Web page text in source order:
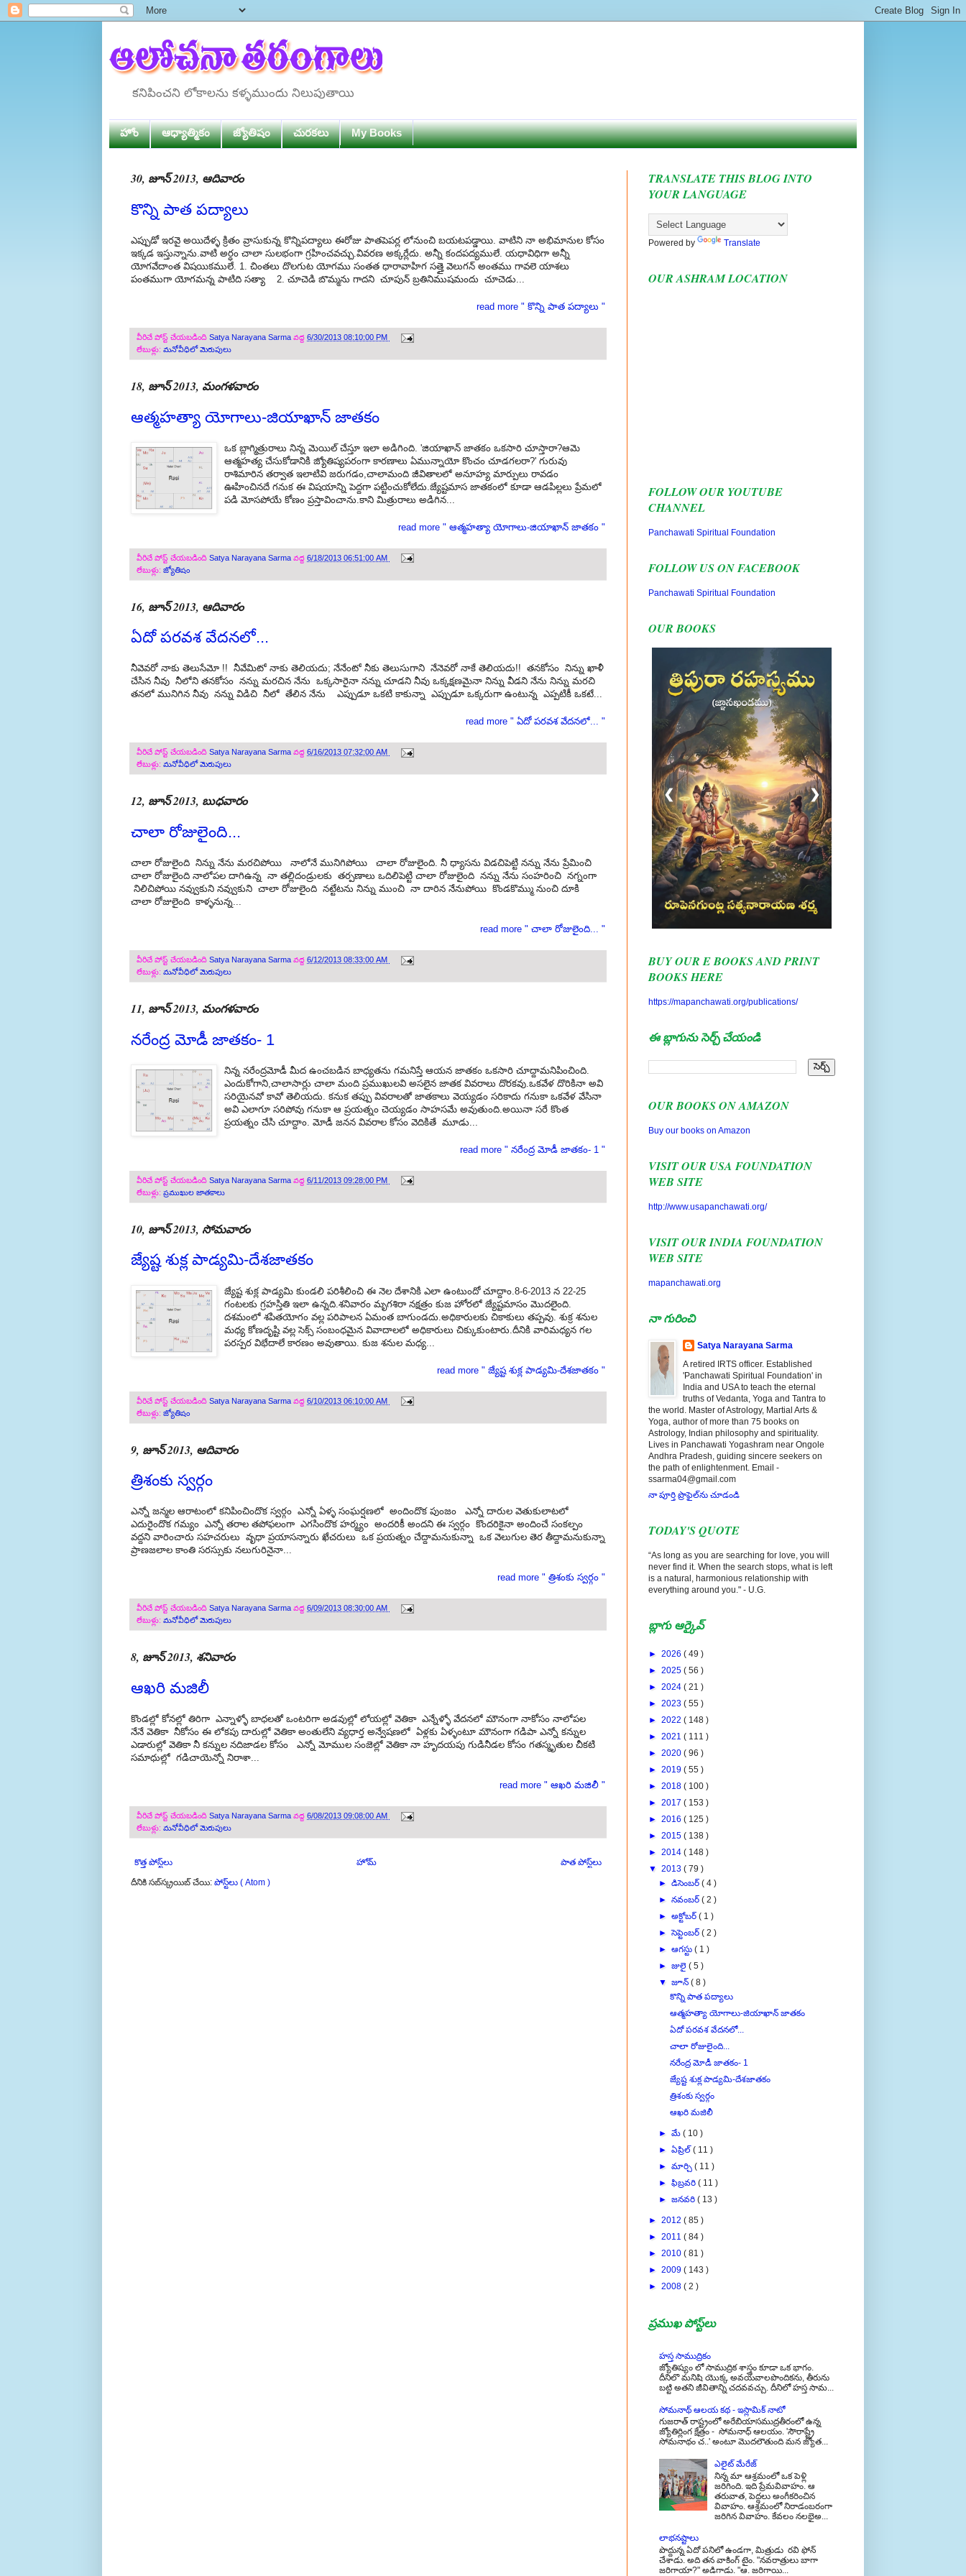
కనిపించని లోకాలను కళ్ళముందు నిలుపుతాయి
హోం ఆధ్యాత్మికం జ్యోతిషం చురకలు My Books
30, జూన్ 2013, ఆదివారం
కొన్ని పాత పద్యాలు
ఎప్పుడో ఇరవై అయిదేళ్ళ క్రితం వ్రాసుకున్న కొన్నిపద్యాలు ఈరోజు పాతపెపర్ల లోనుంచి బయటపడ్డాయి. వాటిని నా అభిమానుల కోసం
ఇక్కడ ఇస్తున్నాను.వాటి అర్ధం చాలా సులభంగా గ్రహించవచ్చు.వివరణ అక్కర్లేదు. అన్నీ కందపద్యములే. యధావిధిగా అన్నీ
యోగవేదాంత విషయికములే. 1. చింతలు దొలగుట యోగము సంతత ధారావాహిగ సత్తై వెలుగన్ అంతము గావలె యాశలు
పంతముగా యోగమన్న పాటిది సత్యా 2. చూచెడి బొమ్మను గాదని చూపున్ బ్రతినిముషమందు చూచెడు...
read more " కొన్ని పాత పద్యాలు "
వీరిచే పోస్ట్ చేయబడింది Satya Narayana Sarma వద్ద 6/30/2013 08:10:00 PM
లేబుళ్లు: మనోవీధిలో మెరుపులు
18, జూన్ 2013, మంగళవారం
ఆత్మహత్యా యోగాలు-జియాఖాన్ జాతకం
ఒక బ్లాగ్మిత్రురాలు నిన్న మెయిల్ చేస్తూ ఇలా అడిగింది. 'జియాఖాన్ జాతకం ఒకసారి చూస్తారా?ఆమె
ఆత్మహత్య చేసుకోడానికి జ్యోతిష్యపరంగా కారణాలు ఏమున్నాయో కొంచం చూడగలరా?' గురువు
రాశిమారిన తర్వాత ఇలాటివి జరుగడం,చాలామంది జీవితాలలో అనూహ్య మార్పులు రావడం
ఊహించినదే గనుక ఈ విషయాన్ని పెద్దగా పట్టించుకోలేదు.జ్యేష్టమాస జాతకంలో కూడా ఆడపిల్లలు ప్రేమలో
పడి మోసపోయే కోణం ప్రస్తావించాను.కాని మిత్రురాలు అడిగిన...
read more " ఆత్మహత్యా యోగాలు-జియాఖాన్ జాతకం "
వీరిచే పోస్ట్ చేయబడింది Satya Narayana Sarma వద్ద 6/18/2013 06:51:00 AM
లేబుళ్లు: జ్యోతిషం
16, జూన్ 2013, ఆదివారం
ఏదో పరవశ వేదనలో...
నీవెవరో నాకు తెలుసేమో !! నీవేమిటో నాకు తెలియదు; నేనేంటో నీకు తెలుసుగాని నేనెవరో నాకే తెలియదు!! తనకోసం నిన్ను ఖాళీ
చేసిన నీవు నీలోని తనకోసం నన్ను మరచిన నేను ఒక్కసారైనా నన్ను చూడని నీవు ఒక్కక్షణమైనా నిన్ను వీడని నేను నిన్ను మరచి
తనలో మునిగిన నీవు నన్ను విడిచి నీలో తేలిన నేను ఎప్పుడూ ఒకటి కాకున్నా ఎప్పుడూ ఒక్కరుగా ఉంటున్న ఎప్పటికీ ఒకటే...
read more " ఏదో పరవశ వేదనలో... "
వీరిచే పోస్ట్ చేయబడింది Satya Narayana Sarma వద్ద 6/16/2013 07:32:00 AM
లేబుళ్లు: మనోవీధిలో మెరుపులు
12, జూన్ 2013, బుధవారం
చాలా రోజులైంది...
చాలా రోజులైంది నిన్ను నేను మరచిపోయి నాలోనే మునిగిపోయి చాలా రోజులైంది. నీ ధ్యాసను విడచిపెట్టి నన్ను నేను ప్రేమించి
చాలా రోజులైంది నాలోపల దాగిఉన్న నా తల్లిదండ్రులకు తర్పణాలు ఒదిలిపెట్టి చాలా రోజులైంది నన్ను నేను సంహరించి నగ్నంగా
నిలిచిపోయి నవ్వుకుని నవ్వుకుని చాలా రోజులైంది నట్టేటను నిన్ను ముంచి నా దారిన నేనుపోయి కొండకొమ్ము నుంచి దూకి
చాలా రోజులైంది కాళ్ళనున్న...
read more " చాలా రోజులైంది... "
వీరిచే పోస్ట్ చేయబడింది Satya Narayana Sarma వద్ద 6/12/2013 08:33:00 AM
లేబుళ్లు: మనోవీధిలో మెరుపులు
11, జూన్ 2013, మంగళవారం
నరేంద్ర మోడీ జాతకం- 1
నిన్న నరేంద్రమోడీ మీద ఉంచబడిన బాధ్యతను గమనిస్తే ఆయన జాతకం ఒకసారి చూద్దామనిపించింది.
ఎందుకోగాని,చాలాసార్లు చాలా మంది ప్రముఖులవి అసలైన జాతక వివరాలు దొరకవు.ఒకవేళ దొరికినా అవి
సరియైనవో కావో తెలియదు. కనుక తప్పు వివరాలతో జాతకాలు వెయ్యడం సరికాదు గనుకా ఒకవేళ వేసినా
అవి ఎలాగూ సరిపోవు గనుకా ఆ ప్రయత్నం చెయ్యడం సాహసమే అవుతుంది.అయినా సరే కొంత
ప్రయత్నం చేసి చూద్దాం. మోడీ జనన వివరాల కోసం వెదికితే మూడు...
read more " నరేంద్ర మోడీ జాతకం- 1 "
వీరిచే పోస్ట్ చేయబడింది Satya Narayana Sarma వద్ద 6/11/2013 09:28:00 PM
లేబుళ్లు: ప్రముఖుల జాతకాలు
10, జూన్ 2013, సోమవారం
జ్యేష్ట శుక్ల పాడ్యమి-దేశజాతకం
జ్యేష్ట శుక్ల పాడ్యమి కుండలి పరిశీలించి ఈ నెల దేశానికి ఎలా ఉంటుందో చూద్దాం.8-6-2013 న 22-25
గంటలకు గ్రహస్తితి ఇలా ఉన్నది.శనివారం మృగశిరా నక్షత్రం కుజ హోరలో జ్యేష్టమాసం మొదలైంది.
దశమంలో శపితయోగం వల్ల పరిపాలన ఏమంత బాగుండదు.అధికారులకు చికాకులు తప్పవు. శుక్ర శనుల
మధ్య కోణదృష్టి వల్ల సెక్స్ సంబంధమైన వివాదాలలో అధికారులు చిక్కుకుంటారు.దీనికి వారిమధ్యన గల
పరస్పర విభేదాలే కారణం అవుతాయి. కుజ శనుల మధ్య...
read more " జ్యేష్ట శుక్ల పాడ్యమి-దేశజాతకం "
వీరిచే పోస్ట్ చేయబడింది Satya Narayana Sarma వద్ద 6/10/2013 06:10:00 AM
లేబుళ్లు: జ్యోతిషం
9, జూన్ 2013, ఆదివారం
త్రిశంకు స్వర్గం
ఎన్నో జన్మల ఆరాటంలో కనిపించిందొక స్వర్గం ఎన్నో ఏళ్ళ సంఘర్షణలో అందిందొక పుంజం ఎన్నో దారుల వెతుకులాటలో
ఎదురైందొక గమ్యం ఎన్నో తరాల తపోఫలంగా ఎగసిందొక హర్మ్యం అందరికీ అందని ఈ స్వర్గం కొందరికైనా అందించే సంకల్పం
వద్దని వారించారు సహచరులు వృధా ప్రయాసన్నారు ఖేచరులు ఒక ప్రయత్నం చేద్దామనుకున్నా ఒక వెలుగుల తెర తీద్దామనుకున్నా
ప్రాణజలాల కాంతి సరస్సుకు నలుగురినైనా...
read more " త్రిశంకు స్వర్గం "
వీరిచే పోస్ట్ చేయబడింది Satya Narayana Sarma వద్ద 6/09/2013 08:30:00 AM
లేబుళ్లు: మనోవీధిలో మెరుపులు
8, జూన్ 2013, శనివారం
ఆఖరి మజిలీ
కొండల్లో కోనల్లో తిరిగా ఎన్నాళ్ళో బాధలతో ఒంటరిగా అడవుల్లో లోయల్లో వెతికా ఎన్నేళ్ళో వేదనలో మౌనంగా నాకోసం నాలోపల
నేనే వెతికా నీకోసం ఈ లోకపు దారుల్లో వెతికా అంతులేని వ్యధార్త అన్వేషణలో ఏళ్లకు ఏళ్ళంటూ మౌనంగా గడిపా ఎన్నో కన్నుల
ఎడారుల్లో వెతికా నీ కన్నుల నదిజాడల కోసం ఎన్నో మోముల సంజెల్లో వెతికా నా హృదయపు గుడినీడల కోసం గతస్మృతుల చీకటి
సమాధుల్లో గడిచాయెన్నో నిరాశా...
read more " ఆఖరి మజిలీ "
వీరిచే పోస్ట్ చేయబడింది Satya Narayana Sarma వద్ద 6/08/2013 09:08:00 AM
లేబుళ్లు: మనోవీధిలో మెరుపులు
కొత్త పోస్ట్‌లు పాత పోస్ట్‌లు
హోమ్
దీనికి సబ్‌స్క్రయిబ్ చేయి: పోస్ట్‌లు ( Atom )
TRANSLATE THIS BLOG INTO
YOUR LANGUAGE
Powered by Translate
OUR ASHRAM LOCATION
FOLLOW OUR YOUTUBE
CHANNEL
Panchawati Spiritual Foundation
FOLLOW US ON FACEBOOK
Panchawati Spiritual Foundation
OUR BOOKS
❮ ❯
BUY OUR E BOOKS AND PRINT
BOOKS HERE
https://mapanchawati.org/publications/
ఈ బ్లాగును సెర్చ్ చేయండి
OUR BOOKS ON AMAZON
Buy our books on Amazon
VISIT OUR USA FOUNDATION
WEB SITE
http://www.usapanchawati.org/
VISIT OUR INDIA FOUNDATION
WEB SITE
mapanchawati.org
నా గురించి
Satya Narayana Sarma
A retired IRTS officer. Established
'Panchawati Spiritual Foundation' in
India and USA to teach the eternal
truths of Vedanta, Yoga and Tantra to
the world. Master of Astrology, Martial Arts &
Yoga, author of more than 75 books on
Astrology, Indian philosophy and spirituality.
Lives in Panchawati Yogashram near Ongole
Andhra Pradesh, guiding sincere seekers on
the path of enlightenment. Email -
ssarma04@gmail.com
నా పూర్తి ప్రొఫైల్‌ను చూడండి
TODAY'S QUOTE
“As long as you are searching for love, you will
never find it. When the search stops, what is left
is a natural, harmonious relationship with
everything around you." - U.G.
బ్లాగు ఆర్కైవ్
► 2026 ( 49 )
► 2025 ( 56 )
► 2024 ( 21 )
► 2023 ( 55 )
► 2022 ( 148 )
► 2021 ( 111 )
► 2020 ( 96 )
► 2019 ( 55 )
► 2018 ( 100 )
► 2017 ( 153 )
► 2016 ( 125 )
► 2015 ( 138 )
► 2014 ( 148 )
▼ 2013 ( 79 )
►డిసెంబర్( 4 )
►నవంబర్( 2 )
►అక్టోబర్( 1 )
►సెప్టెంబర్( 2 )
►ఆగస్టు( 1 )
►జులై( 5 )
▼జూన్( 8 )
కొన్ని పాత పద్యాలు
ఆత్మహత్యా యోగాలు-జియాఖాన్ జాతకం
ఏదో పరవశ వేదనలో...
చాలా రోజులైంది...
నరేంద్ర మోడీ జాతకం- 1
జ్యేష్ట శుక్ల పాడ్యమి-దేశజాతకం
త్రిశంకు స్వర్గం
ఆఖరి మజిలీ
►మే( 10 )
►ఏప్రిల్( 11 )
►మార్చి( 11 )
►ఫిబ్రవరి( 11 )
►జనవరి( 13 )
► 2012 ( 85 )
► 2011 ( 84 )
► 2010 ( 81 )
► 2009 ( 143 )
► 2008 ( 2 )
ప్రముఖ పోస్ట్‌లు
హస్త సాముద్రికం
జ్యోతిష్యం లో సాముద్రిక శాస్త్రం కూడా ఒక భాగం.
దీనిలొ మనిషి యొక్క అవయవాలపొందికను, తీరును
బట్టి అతని జీవితాన్ని చదవవచ్చు. దీనిలో హస్త సామ...
సోమనాథ్ ఆలయ కథ - ఇస్లామిక్ నాటో
గుజరాత్ రాష్ట్రంలో అరేబియాసముద్రతీరంలో ఉన్న
జ్యోతిర్లింగ క్షేత్రం - సోమనాధ్ ఆలయం. 'సౌరాష్ట్రే
సోమనాథం చ..' అంటూ మొదలౌతుంది మన జ్యోత...
ఎలైట్ మేరేజ్
నిన్న మా ఆశ్రమంలో ఒక పెళ్లి
జరిగింది. ఇది ప్రేమవివాహం. ఆ
తరువాత, పెద్దలు అంగీకరించిన
వివాహం. ఆశ్రమంలో నిరాడంబరంగా
జరిగిన వివాహం. కేవలం నలభైఅ...
లాభనష్టాలు
పొద్దున్న ఏదో పనిలో ఉండగా, మిత్రుడు రవి ఫోన్
చేశాడు. అది తన వాకింగ్ టైం. "నవరాత్రులు బాగా
జరిగాయా?" అడిగాడు. "ఆ. జరిగాయి...